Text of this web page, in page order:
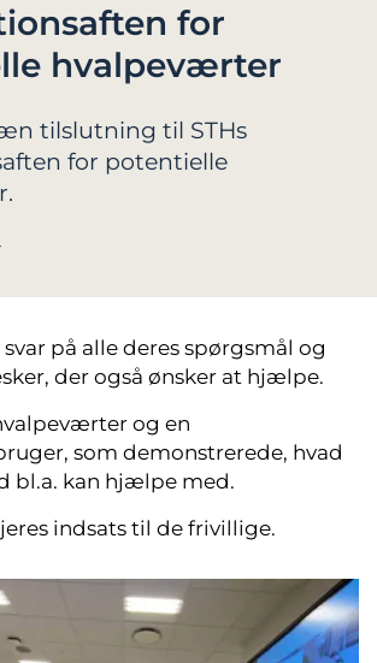
for
hvalpeværter
tilslutning til STHs
for potentielle
på alle deres spørgsmål og
der også ønsker at hjælpe.
og en
som demonstrerede, hvad
bl.a. kan hjælpe med.
indsats til de frivillige.